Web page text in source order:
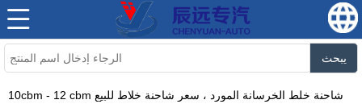
يبحث
10cbm - 12 cbm شاحنة خلط الخرسانة المورد ، سعر شاحنة خلاط للبيع